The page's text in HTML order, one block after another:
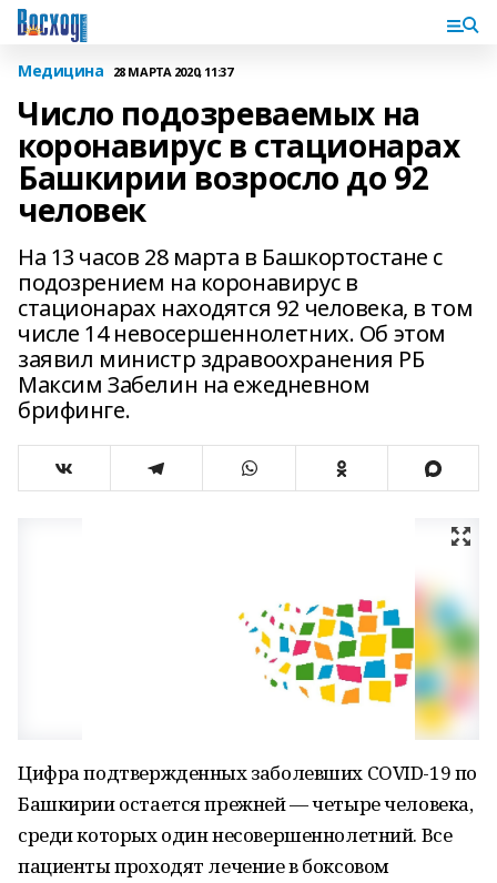
Медицина 28 МАРТА 2020, 11:37
Число подозреваемых на
коронавирус в стационарах
Башкирии возросло до 92
человек
На 13 часов 28 марта в Башкортостане с
подозрением на коронавирус в
стационарах находятся 92 человека, в том
числе 14 невосершеннолетних. Об этом
заявил министр здравоохранения РБ
Максим Забелин на ежедневном
брифинге.
Цифра подтвержденных заболевших COVID-19 по
Башкирии остается прежней — четыре человека,
среди которых один несовершеннолетний. Все
пациенты проходят лечение в боксовом